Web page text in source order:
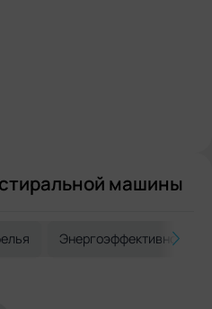
машины
Энергоэффективность